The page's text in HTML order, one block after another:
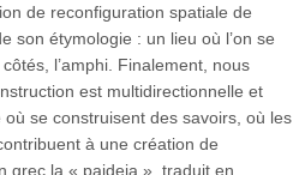
de reconfiguration spatiale de
son étymologie : un lieu où l’on se
l’amphi. Finalement, nous
est multidirectionnelle et
où se construisent des savoirs, où les
à une création de
grec la « paideia », traduit en